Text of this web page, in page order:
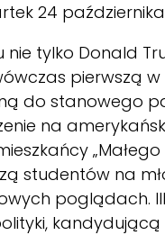
24 października
nie tylko Donald
pierwszą w
do stanowego
na
studentów na
poglądach.
kandydującą